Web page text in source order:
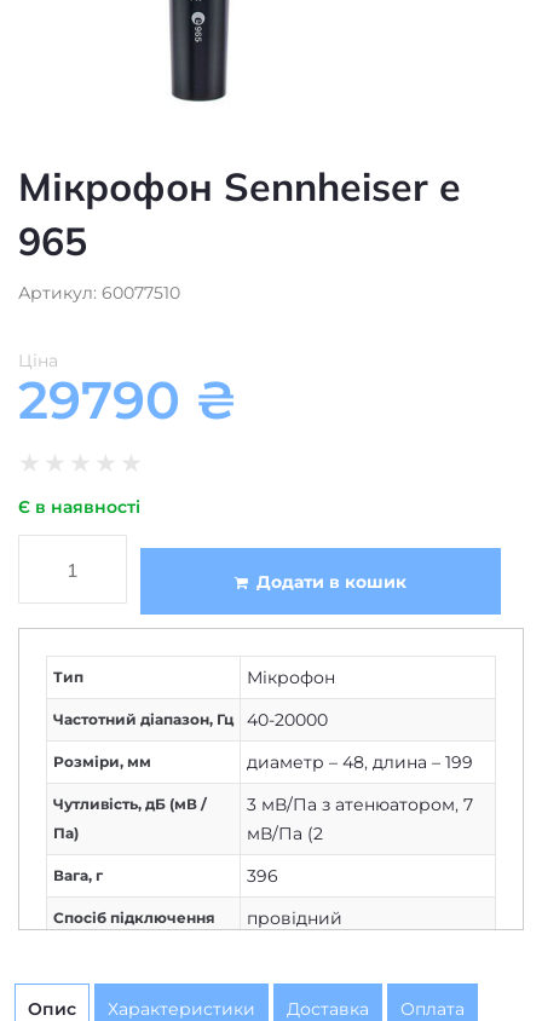
Мікрофон Sennheiser e
965
Артикул: 60077510
Ціна
29790 ₴
★ ★ ★ ★ ★
Є в наявності
Додати в кошик
Тип Мікрофон
Частотний діапазон, Гц 40-20000
Розміри, мм диаметр – 48, длина – 199
Чутливість, дБ (мВ /
Па)
3 мВ/Па з атенюатором, 7
мВ/Па (2
Вага, г 396
Спосіб підключення провідний
Вихідний штекер 3-pin XLR
Опис Характеристики Доставка Оплата